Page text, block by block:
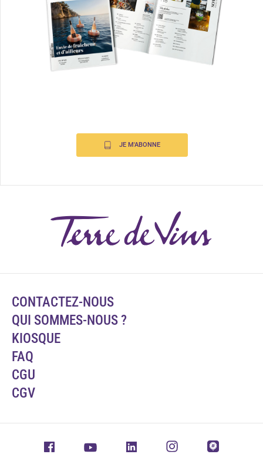
JE M'ABONNE
CONTACTEZ-NOUS
QUI SOMMES-NOUS ?
KIOSQUE
FAQ
CGU
CGV